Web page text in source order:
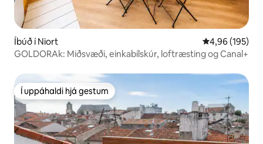
Íbúð í Niort 4,96 af 5 í
4,96 (195)
GOLDORAk: Miðsvæði, einkabílskúr, loftræsting og Canal+
Í uppáhaldi hjá gestum
Í uppáhaldi hjá gestum